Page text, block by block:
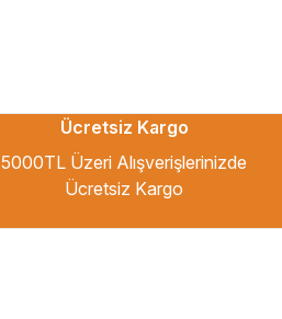
Ücretsiz Kargo
5000TL Üzeri Alışverişlerinizde
Ücretsiz Kargo